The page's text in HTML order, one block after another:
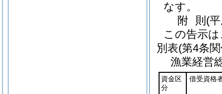
なす。
附 則 (
この告示
別表(第4条
漁業経営
資金区
分
借受資格